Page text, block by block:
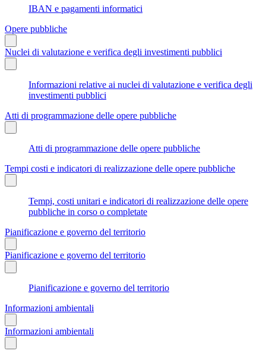
IBAN e pagamenti informatici
Opere pubbliche
Nuclei di valutazione e verifica degli investimenti pubblici
Informazioni relative ai nuclei di valutazione e verifica degli
investimenti pubblici
Atti di programmazione delle opere pubbliche
Atti di programmazione delle opere pubbliche
Tempi costi e indicatori di realizzazione delle opere pubbliche
Tempi, costi unitari e indicatori di realizzazione delle opere
pubbliche in corso o completate
Pianificazione e governo del territorio
Pianificazione e governo del territorio
Pianificazione e governo del territorio
Informazioni ambientali
Informazioni ambientali